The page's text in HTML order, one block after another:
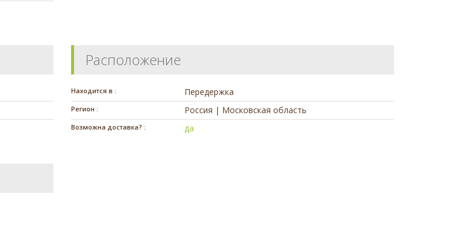
Расположение
Находится в : Передержка
Регион : Россия | Московская область
Возможна доставка? : да